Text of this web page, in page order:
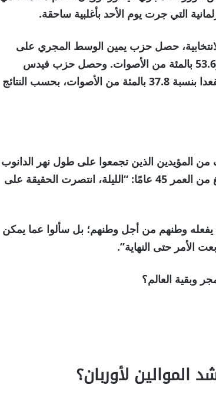
من الدوائر الانتخابية، حصل حزب يمين الوسط المجري على
138 مقعدا في البرلمان المؤلف من 199 مقعدا و53.6 بالمئة من الأصوات. وحصل حزب فيدس
القومي المسيحي الذي يتزعمه أوربان على 55 مقعدا بنسبة 37.8 بالمئة من الأصوات، بحسب النتائج
المؤيدين الذين تجمعوا على طول نهر الدانوب
في العاصمة بودابست يوم الأحد، قال ماجيار البالغ من العمر 45 عامًا: “الليلة، انتصرت الحقيقة على
يفعله وطنهم من أجل وطنهم؛ بل سألوا عما يمكن
الأمر حتى النهاية”.
وبقية العالم؟
لأوربان؟